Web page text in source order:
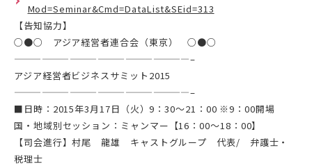
Mod=Seminar&Cmd=DataList&SEid=313
【告知協力】
○●○ アジア経営者連合会（東京） ○●○
———————————————————–
アジア経営者ビジネスサミット2015
———————————————————–
■日時：2015年3月17日（火）9：30～21：00 ※9：00開場
国・地域別セッション：ミャンマー【16：00～18：00】
【司会進行】村尾 龍雄 キャストグループ 代表/ 弁護士・
税理士